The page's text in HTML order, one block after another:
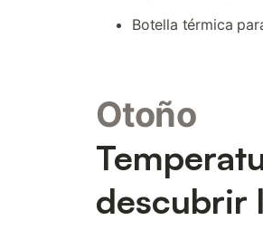
Botella térmica
Otoño
descubrir